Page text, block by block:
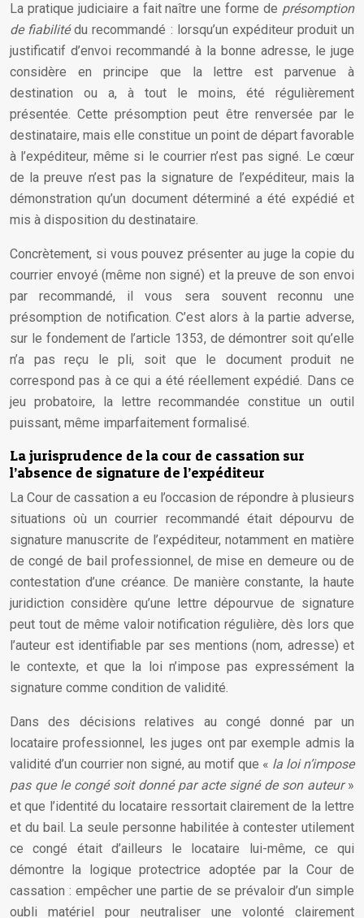
La pratique judiciaire a fait naître une forme de présomption
de fiabilitédu recommandé : lorsqu’un expéditeur produit un
justificatif d’envoi recommandé à la bonne adresse, le juge
considère en principe que la lettre est parvenue à
destination ou a, à tout le moins, été régulièrement
présentée. Cette présomption peut être renversée par le
destinataire, mais elle constitue un point de départ favorable
à l’expéditeur, même si le courrier n’est pas signé. Le cœur
de la preuve n’est pas la signature de l’expéditeur, mais la
démonstration qu’un document déterminé a été expédié et
mis à disposition du destinataire.
Concrètement, si vous pouvez présenter au juge la copie du
courrier envoyé (même non signé) et la preuve de son envoi
par recommandé, il vous sera souvent reconnu une
présomption de notification. C’est alors à la partie adverse,
sur le fondement de l’article 1353, de démontrer soit qu’elle
n’a pas reçu le pli, soit que le document produit ne
correspond pas à ce qui a été réellement expédié. Dans ce
jeu probatoire, la lettre recommandée constitue un outil
puissant, même imparfaitement formalisé.
La jurisprudence de la cour de cassation sur
l’absence de signature de l’expéditeur
La Cour de cassation a eu l’occasion de répondre à plusieurs
situations où un courrier recommandé était dépourvu de
signature manuscrite de l’expéditeur, notamment en matière
de congé de bail professionnel, de mise en demeure ou de
contestation d’une créance. De manière constante, la haute
juridiction considère qu’une lettre dépourvue de signature
peut tout de même valoir notification régulière, dès lors que
l’auteur est identifiable par ses mentions (nom, adresse) et
le contexte, et que la loi n’impose pas expressément la
signature comme condition de validité.
Dans des décisions relatives au congé donné par un
locataire professionnel, les juges ont par exemple admis la
validité d’un courrier non signé, au motif que « la loi n’impose
pas que le congé soit donné par acte signé de son auteur»
et que l’identité du locataire ressortait clairement de la lettre
et du bail. La seule personne habilitée à contester utilement
ce congé était d’ailleurs le locataire lui-même, ce qui
démontre la logique protectrice adoptée par la Cour de
cassation : empêcher une partie de se prévaloir d’un simple
oubli matériel pour neutraliser une volonté clairement